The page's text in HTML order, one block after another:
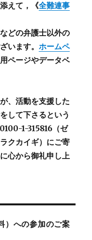
えて，《全難連事
どの弁護士以外の
います。ホームペ
ページやデータベ
、活動を支援した
して下さるという
1-315816（ゼ
クカイギ）にご寄
心から御礼申し上
）への参加のご案